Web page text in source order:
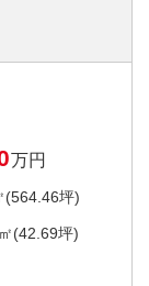
万円
(564.46坪)
(42.69坪)